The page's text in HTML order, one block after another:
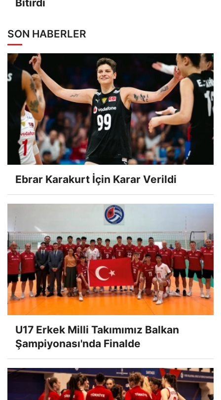
Bitirdi
SON HABERLER
Ebrar Karakurt İçin Karar Verildi
U17 Erkek Milli Takımımız Balkan
Şampiyonası'nda Finalde